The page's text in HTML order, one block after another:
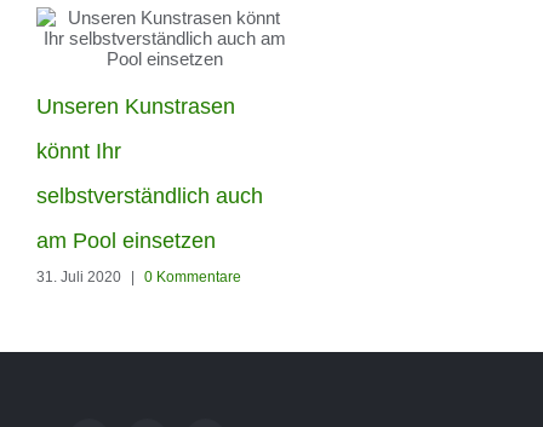
Unseren Kunstrasen
könnt Ihr
selbstverständlich auch
am Pool einsetzen
31. Juli 2020 0 Kommentare